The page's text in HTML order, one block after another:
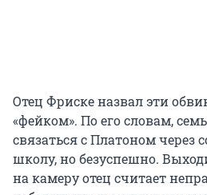
Отец Фриске назвал эти
«фейком». По его словам,
связаться с Платоном через
школу, но безуспешно.
на камеру отец считает